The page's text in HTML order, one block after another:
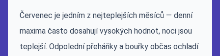
Červenec je jedním z nejteplejších měsíců — denní
maxima často dosahují vysokých hodnot, noci jsou
teplejší. Odpolední přeháňky a bouřky občas ochladí